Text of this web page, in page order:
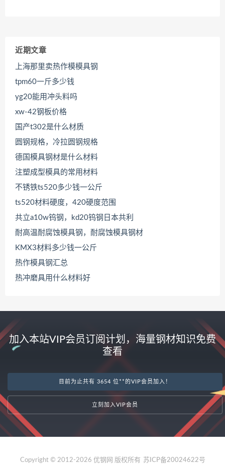
近期文章
上海那里卖热作模模具钢
tpm60一斤多少钱
yg20能用冲头料吗
xw-42钢板价格
国产t302是什么材质
圆钢规格，冷拉圆钢规格
德国模具钢材是什么材料
注塑成型模具的常用材料
不锈铁ts520多少钱一公斤
ts520材料硬度，420硬度范围
共立a10w钨钢，kd20钨钢日本共利
耐高温耐腐蚀模具钢，耐腐蚀模具钢材
KMX3材料多少钱一公斤
热作模具钢汇总
热冲磨具用什么材料好
加入本站VIP会员订阅计划，海量钢材知识免费
查看
目前为止共有 3654 位**的VIP会员加入！
立刻加入VIP会员
Copyright © 2012-2026 优钢网 版权所有 苏ICP备20024622号